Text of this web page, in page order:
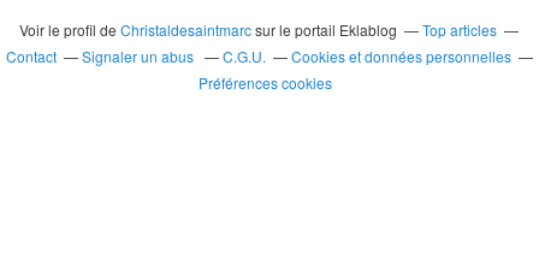
Voir le profil deChristaldesaintmarcsur le portail Eklablog
Top articles
Contact
Signaler un abus C.G.U.
Cookies et données personnelles
Préférences cookies